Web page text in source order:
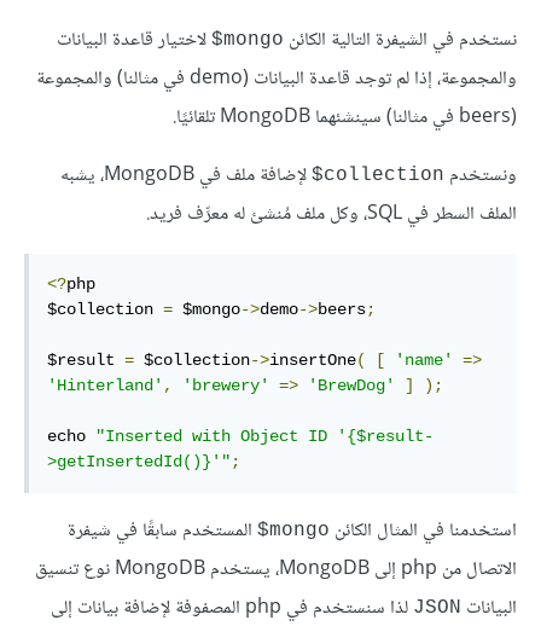
نستخدم في الشيفرة التالية الكائن ‎$mongo لاختيار قاعدة البيانات
والمجموعة، إذا لم توجد قاعدة البيانات (demo في مثالنا) والمجموعة
(beers في مثالنا) سينشئهما MongoDB تلقائيًا.
ونستخدم ‎$collection
لإضافة ملف في MongoDB، يشبه
الملف السطر في SQL، وكل ملف مُنشئ له معرِّف فريد.
<?php
$collection = $mongo->demo->beers;
$result = $collection->insertOne( [ 'name'
=>
'Hinterland' , 'brewery' => 'BrewDog' ] );
echo
"Inserted with Object ID '{$result-
>getInsertedId()}'" ;
استخدمنا في المثال الكائن ‎$mongo المستخدم سابقًا في شيفرة
الاتصال من php إلى MongoDB، يستخدم MongoDB نوع تنسيق
البيانات JSON
لذا سنستخدم في php المصفوفة لإضافة بيانات إلى